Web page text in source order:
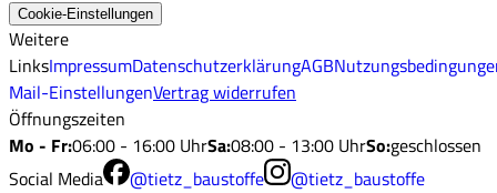
Cookie-Einstellungen
Weitere
LinksImpressumDatenschutzerklärungAGB
Mail-EinstellungenVertrag widerrufen
Öffnungszeiten
Mo - Fr:06:00 - 16:00 UhrSa:08:00 - 13:00 UhrSo:geschlossen
Social Media
@tietz_baustoffe @tietz_baustoffe